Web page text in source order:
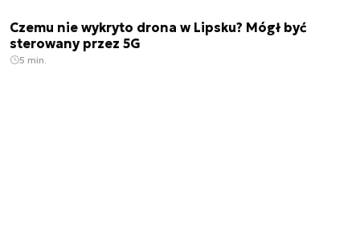
Czemu nie wykryto drona w Lipsku? Mógł być
sterowany przez 5G
5 min.